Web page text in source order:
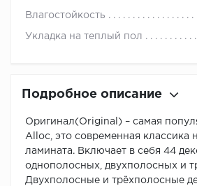
Влагостойкость
Укладка на теплый пол
Подробное описание
Оригинал(Original) – самая
Alloc, это современная классика
ламината. Включает в себя 44
однополосных, двухполосных и
Двухполосные и трёхполосные